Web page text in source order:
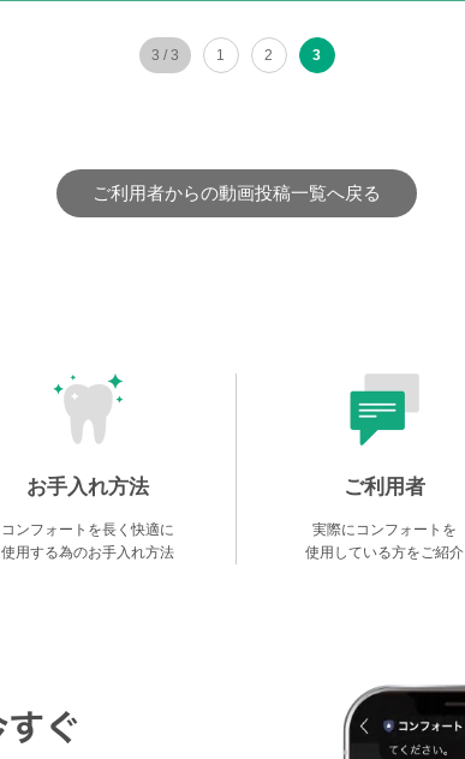
3 / 3 1 2 3
ご利用者からの動画投稿一覧へ戻る
お手入れ方法
コンフォートを長く快適に
使用する為のお手入れ方法
ご利用者
実際にコンフォートを
使用している方をご紹介